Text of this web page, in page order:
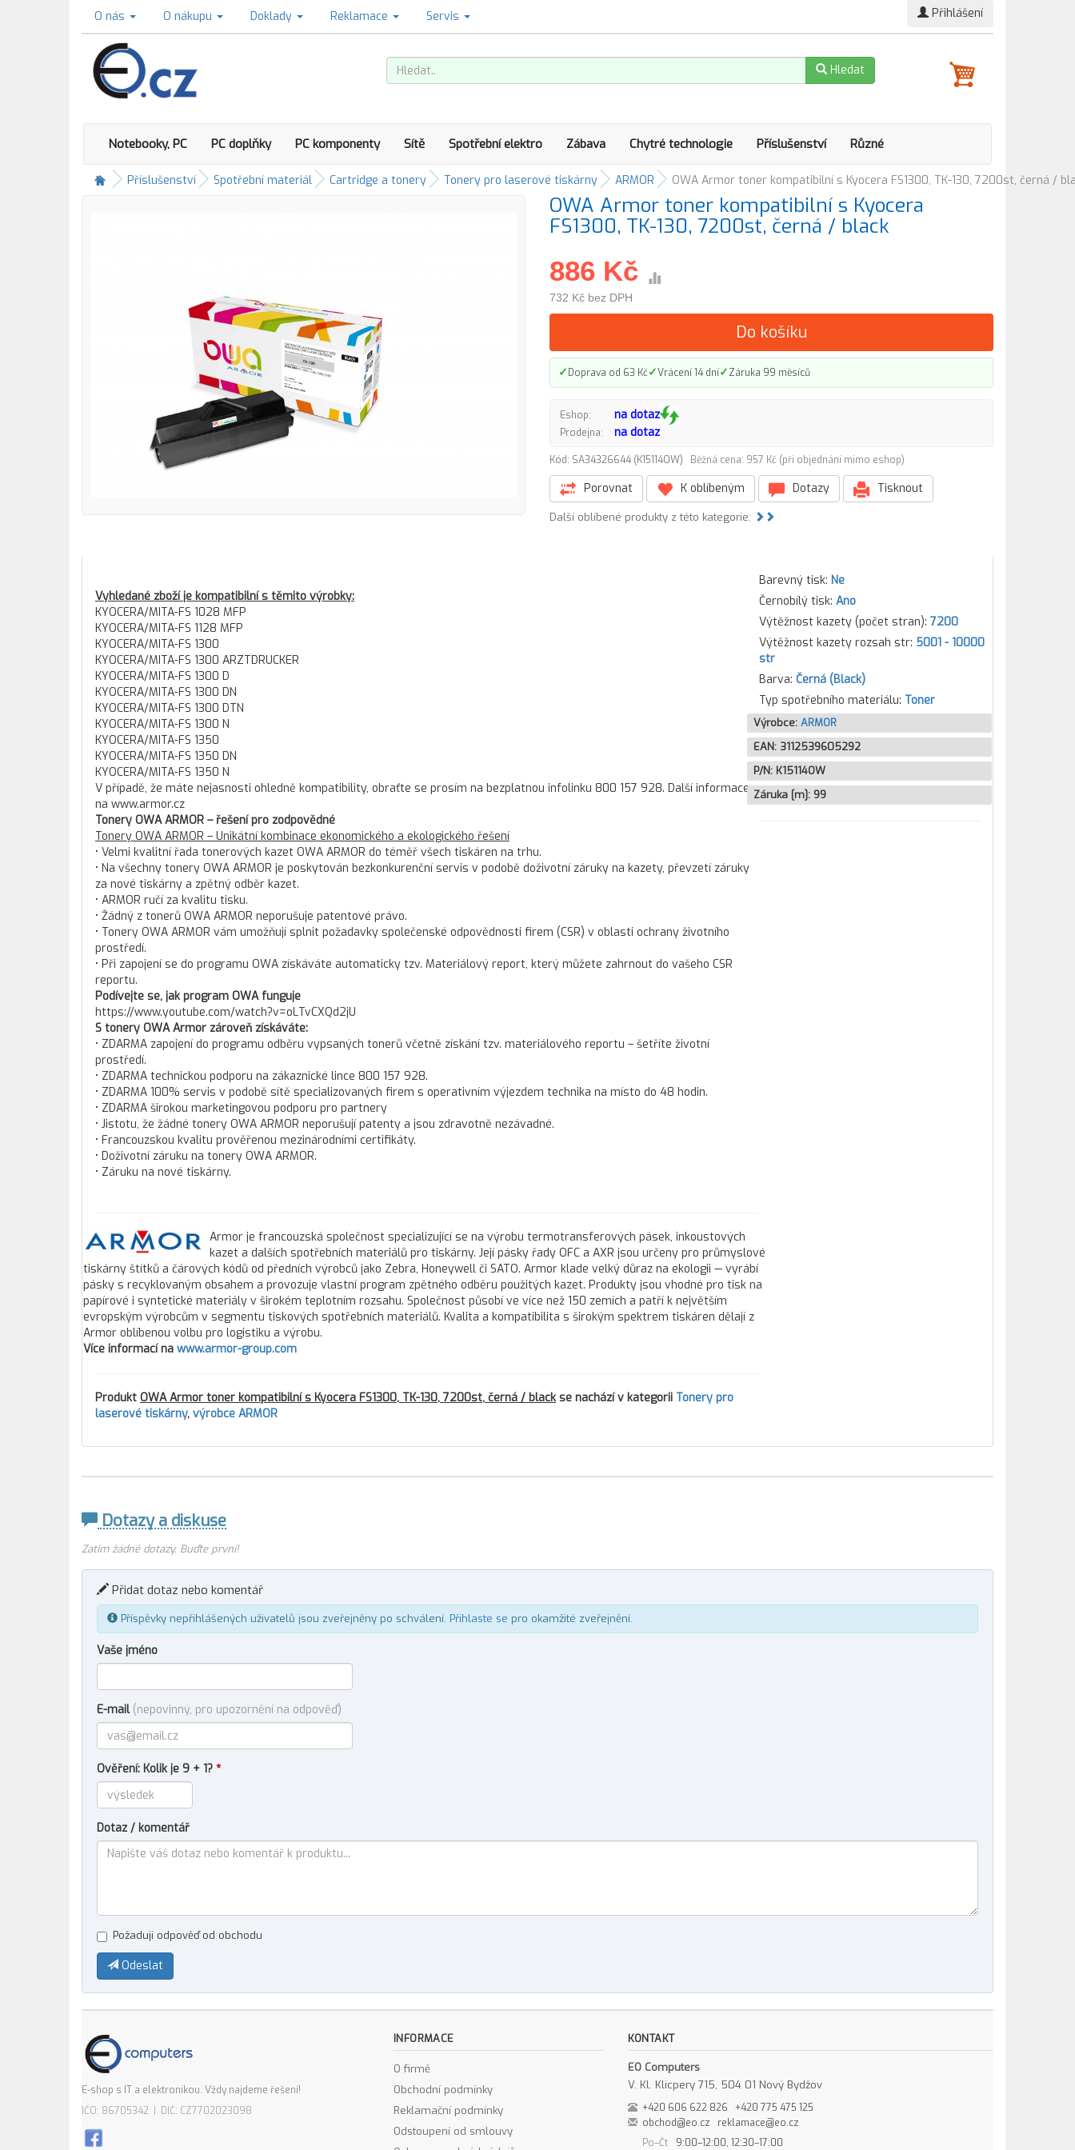
O nás O nákupu Doklady Reklamace Servis Přihlášení
Hledat
Notebooky, PC PC doplňky PC komponenty Sítě Spotřební elektro Zábava Chytré technologie Příslušenství Různé
Příslušenství Spotřební materiál Cartridge a tonery Tonery pro laserové tiskárny ARMOR OWA Armor toner kompatibilní s Kyocera FS1300, TK-130, 7200st, černá /
OWA Armor toner kompatibilní s Kyocera
FS1300, TK-130, 7200st, černá / black
886 Kč
732 Kč bez DPH
Do košíku
✓Doprava od 63 Kč✓Vrácení 14 dní✓Záruka 99 měsíců
Eshop: na dotaz
Prodejna: na dotaz
Kód: SA34326644 (K15114OW) Běžná cena: 957 Kč (při objednání mimo eshop)
Porovnat K oblíbeným Dotazy Tisknout
Další oblíbené produkty z této kategorie:
Vyhledané zboží je kompatibilní s těmito výrobky:
KYOCERA/MITA-FS 1028 MFP
KYOCERA/MITA-FS 1128 MFP
KYOCERA/MITA-FS 1300
KYOCERA/MITA-FS 1300 ARZTDRUCKER
KYOCERA/MITA-FS 1300 D
KYOCERA/MITA-FS 1300 DN
KYOCERA/MITA-FS 1300 DTN
KYOCERA/MITA-FS 1300 N
KYOCERA/MITA-FS 1350
KYOCERA/MITA-FS 1350 DN
KYOCERA/MITA-FS 1350 N
V případě, že máte nejasnosti ohledně kompatibility, obraťte se prosím na bezplatnou infolinku 800 157 928. Další informace
na www.armor.cz
Tonery OWA ARMOR – řešení pro zodpovědné
Tonery OWA ARMOR – Unikátní kombinace ekonomického a ekologického řešení
• Velmi kvalitní řada tonerových kazet OWA ARMOR do téměř všech tiskáren na trhu.
• Na všechny tonery OWA ARMOR je poskytován bezkonkurenční servis v podobě doživotní záruky na kazety, převzetí záruky
za nové tiskárny a zpětný odběr kazet.
• ARMOR ručí za kvalitu tisku.
• Žádný z tonerů OWA ARMOR neporušuje patentové právo.
• Tonery OWA ARMOR vám umožňují splnit požadavky společenské odpovědnosti firem (CSR) v oblasti ochrany životního
prostředí.
• Při zapojení se do programu OWA získáváte automaticky tzv. Materiálový report, který můžete zahrnout do vašeho CSR
reportu.
Podívejte se, jak program OWA funguje
https://www.youtube.com/watch?v=oLTvCXQd2jU
S tonery OWA Armor zároveň získáváte:
• ZDARMA zapojení do programu odběru vypsaných tonerů včetně získání tzv. materiálového reportu – šetříte životní
prostředí.
• ZDARMA technickou podporu na zákaznické lince 800 157 928.
• ZDARMA 100% servis v podobě sítě specializovaných firem s operativním výjezdem technika na místo do 48 hodin.
• ZDARMA širokou marketingovou podporu pro partnery
• Jistotu, že žádné tonery OWA ARMOR neporušují patenty a jsou zdravotně nezávadné.
• Francouzskou kvalitu prověřenou mezinárodními certifikáty.
• Doživotní záruku na tonery OWA ARMOR.
• Záruku na nové tiskárny.
Armor je francouzská společnost specializující se na výrobu termotransferových pásek, inkoustových
kazet a dalších spotřebních materiálů pro tiskárny. Její pásky řady OFC a AXR jsou určeny pro průmyslové
tiskárny štítků a čárových kódů od předních výrobců jako Zebra, Honeywell či SATO. Armor klade velký důraz na ekologii — vyrábí
pásky s recyklovaným obsahem a provozuje vlastní program zpětného odběru použitých kazet. Produkty jsou vhodné pro tisk na
papírové i syntetické materiály v širokém teplotním rozsahu. Společnost působí ve více než 150 zemích a patří k největším
evropským výrobcům v segmentu tiskových spotřebních materiálů. Kvalita a kompatibilita s širokým spektrem tiskáren dělají z
Armor oblíbenou volbu pro logistiku a výrobu.
Více informací na www.armor-group.com
Produkt OWA Armor toner kompatibilní s Kyocera FS1300, TK-130, 7200st, černá / blackse nachází v kategorii Tonery pro
laserové tiskárny, výrobce ARMOR
Barevný tisk: Ne
Černobílý tisk: Ano
Výtěžnost kazety (počet stran): 7200
Výtěžnost kazety rozsah str: 5001 - 10000
str
Barva: Černá (Black)
Typ spotřebního materiálu: Toner
Výrobce: ARMOR
EAN: 3112539605292
P/N: K15114OW
Záruka [m]: 99
Dotazy a diskuse
Zatím žádné dotazy. Buďte první!
Přidat dotaz nebo komentář
Příspěvky nepřihlášených uživatelů jsou zveřejněny po schválení. Přihlaste se pro okamžité zveřejnění.
Vaše jméno
E-mail (nepovinný, pro upozornění na odpověď)
Ověření: Kolik je 9 + 1? *
Dotaz / komentář
Požaduji odpověď od obchodu
Odeslat
E-shop s IT a elektronikou. Vždy najdeme řešení!
IČO: 86705342 | DIČ: CZ7702023098
INFORMACE
O firmě
Obchodní podmínky
Reklamační podmínky
Odstoupení od smlouvy
KONTAKT
EO Computers
V. Kl. Klicpery 715, 504 01 Nový Bydžov
+420 606 622 826
+420 775 475 125
obchod@eo.cz
reklamace@eo.cz
Po–Čt
9:00–12:00, 12:30–17:00